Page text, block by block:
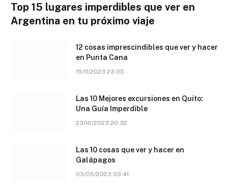
Top 15 lugares imperdibles que ver en
Argentina en tu próximo viaje
12 cosas imprescindibles que ver y hacer
en Punta Cana
15/11/2023 23:05
Las 10 Mejores excursiones en Quito:
Una Guía Imperdible
23/10/2023 20:32
Las 10 cosas que ver y hacer en
Galápagos
03/05/2023 03:41